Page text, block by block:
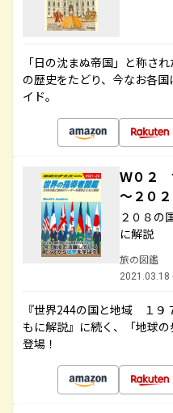
「日の沈まぬ帝国」と称さ
の歴史をたどり、今なお各
イド。
Ｗ０２
～２０
２０８の
に解説
旅の図鑑
2021.03.18
『世界244の国と地域 １９
もに解説』に続く、「地球
登場！